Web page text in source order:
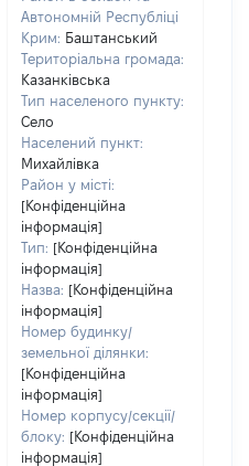
Автономній Республіці
Крим: Баштанський
Територіальна громада:
Казанківська
Тип населеного пункту:
Село
Населений пункт:
Михайлівка
Район у місті:
[Конфіденційна
інформація]
Тип: [Конфіденційна
інформація]
Назва: [Конфіденційна
інформація]
Номер будинку/
земельної ділянки:
[Конфіденційна
інформація]
Номер корпусу/секції/
блоку: [Конфіденційна
інформація]